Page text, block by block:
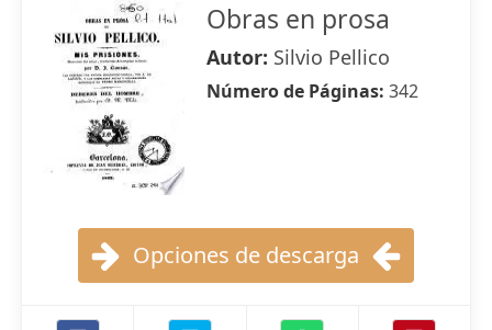
Obras en prosa
Autor: Silvio Pellico
Número de Páginas: 342
Opciones de descarga